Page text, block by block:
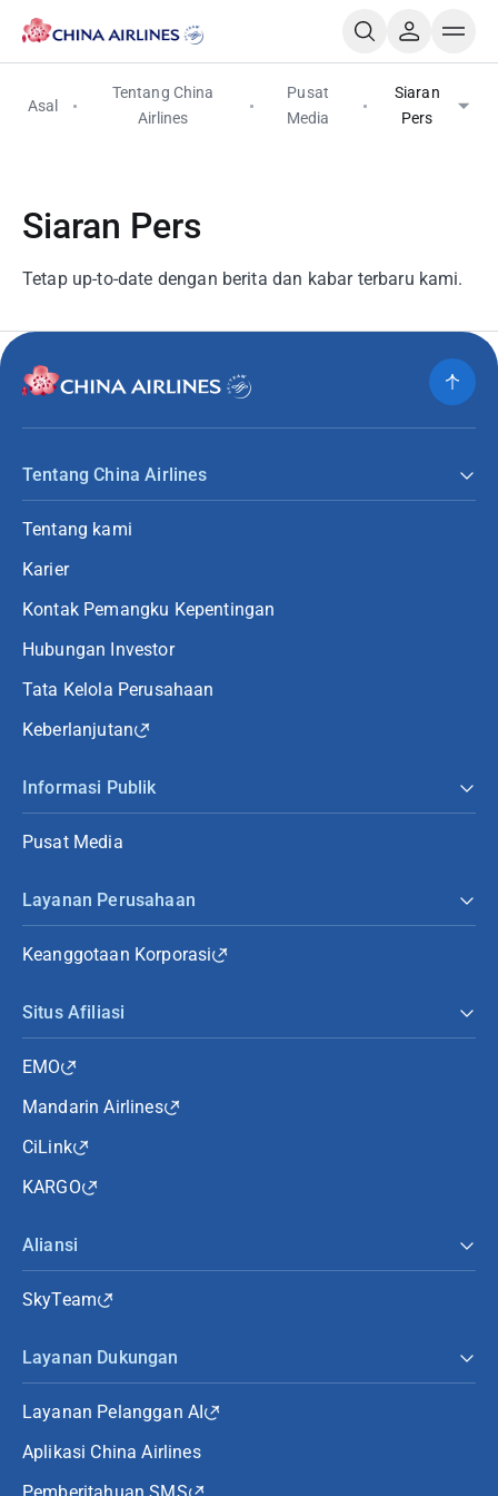
Asal
Tentang China
Airlines
Pusat
Media
Siaran
Pers
Siaran Pers
Tetap up-to-date dengan berita dan kabar terbaru kami.
Tentang China Airlines
Tentang kami
Karier
Kontak Pemangku Kepentingan
Hubungan Investor
Tata Kelola Perusahaan
Keberlanjutan
Informasi Publik
Pusat Media
Layanan Perusahaan
Keanggotaan Korporasi
Situs Afiliasi
EMO
Mandarin Airlines
CiLink
KARGO
Aliansi
SkyTeam
Layanan Dukungan
Layanan Pelanggan AI
Aplikasi China Airlines